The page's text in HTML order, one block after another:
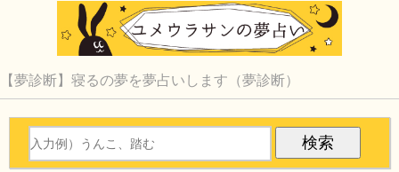
【夢診断】寝るの夢を夢占いします（夢診断）